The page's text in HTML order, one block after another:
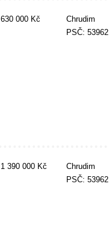
630 000 Kč
Chrudim
PSČ: 53962
1 390 000 Kč
Chrudim
PSČ: 53962